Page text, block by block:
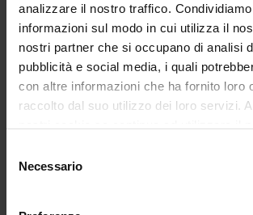
analizzare il nostro traffico.
informazioni sul modo in cui utilizza il
nostri partner che si occupano di analisi
pubblicità e social media, i quali
con altre informazioni che ha fornito loro
raccolto dal suo utilizzo dei loro servizi.
delNecessario
FULL CIRCLE Vision
almond
Prezzo
di
listino
€159,00
Moon
Prezzo
di
listino
€139,00
Light
Hot
FULL